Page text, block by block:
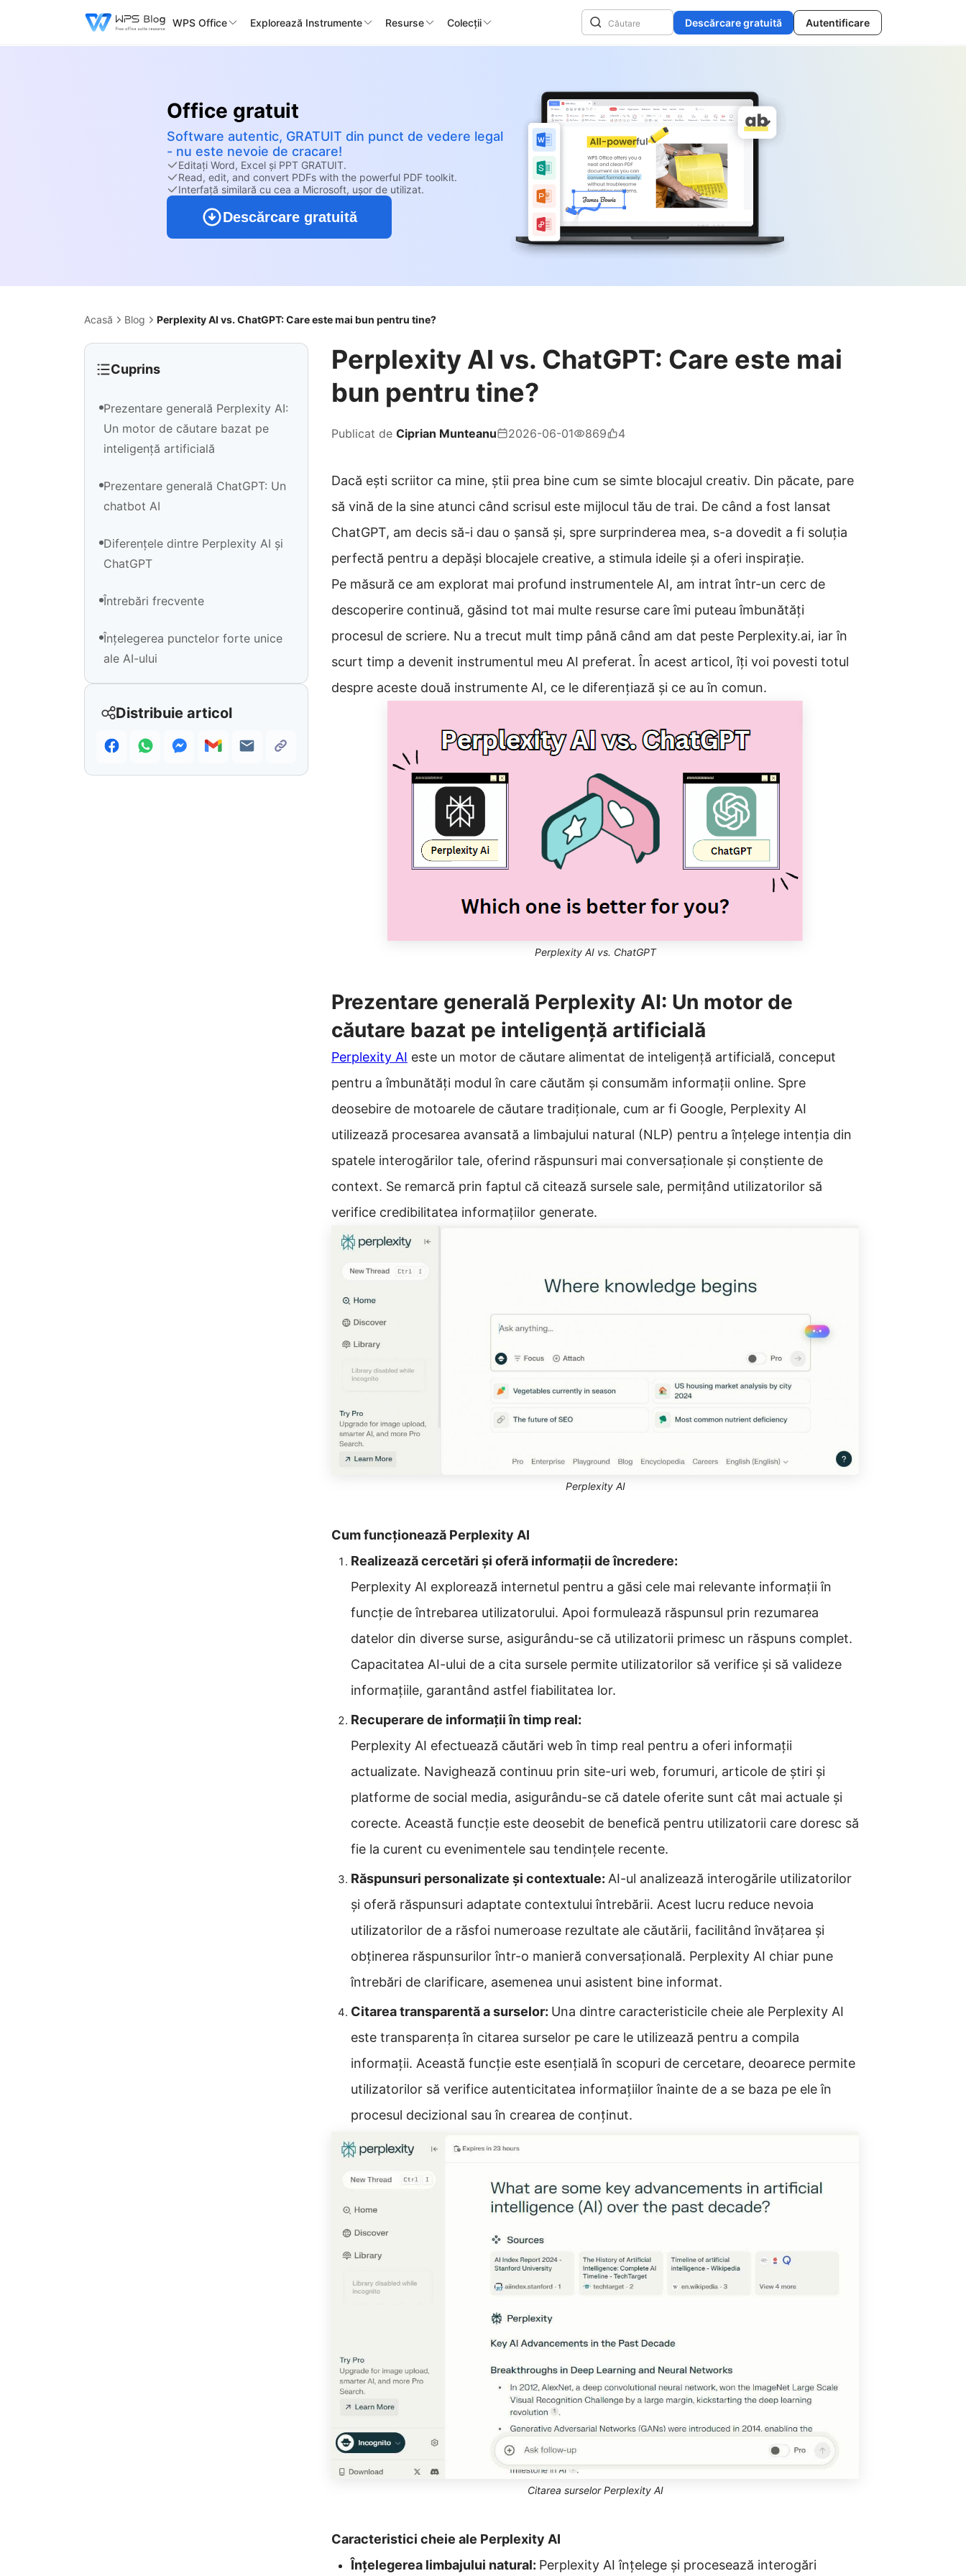
WPS Office Explorează Instrumente Resurse Colecții Descărcare gratuită Autentificare
Office gratuit
Software autentic, GRATUIT din punct de vedere legal
- nu este nevoie de cracare!
Editați Word, Excel și PPT GRATUIT.
Read, edit, and convert PDFs with the powerful PDF toolkit.
Interfață similară cu cea a Microsoft, ușor de utilizat.
Descărcare gratuită
Acasă Blog Perplexity AI vs. ChatGPT: Care este mai bun pentru tine?
Cuprins
Prezentare generală Perplexity AI:
Un motor de căutare bazat pe
inteligență artificială
​Prezentare generală ChatGPT: Un
chatbot AI
Diferențele dintre Perplexity AI și
ChatGPT
Întrebări frecvente
Înțelegerea punctelor forte unice
ale AI-ului
Distribuie articol
Perplexity AI vs. ChatGPT: Care este mai
bun pentru tine?
Publicat de Ciprian Munteanu 2026-06-01 869 4
Dacă ești scriitor ca mine, știi prea bine cum se simte blocajul creativ. Din păcate, pare
să vină de la sine atunci când scrisul este mijlocul tău de trai. De când a fost lansat
ChatGPT, am decis să-i dau o șansă și, spre surprinderea mea, s-a dovedit a fi soluția
perfectă pentru a depăși blocajele creative, a stimula ideile și a oferi inspirație.
Pe măsură ce am explorat mai profund instrumentele AI, am intrat într-un cerc de
descoperire continuă, găsind tot mai multe resurse care îmi puteau îmbunătăți
procesul de scriere. Nu a trecut mult timp până când am dat peste Perplexity.ai, iar în
scurt timp a devenit instrumentul meu AI preferat. În acest articol, îți voi povesti totul
despre aceste două instrumente AI, ce le diferențiază și ce au în comun.
Perplexity AI vs. ChatGPT
Prezentare generală Perplexity AI: Un motor de
căutare bazat pe inteligență artificială
Perplexity AI este un motor de căutare alimentat de inteligență artificială, conceput
pentru a îmbunătăți modul în care căutăm și consumăm informații online. Spre
deosebire de motoarele de căutare tradiționale, cum ar fi Google, Perplexity AI
utilizează procesarea avansată a limbajului natural (NLP) pentru a înțelege intenția din
spatele interogărilor tale, oferind răspunsuri mai conversaționale și conștiente de
context. Se remarcă prin faptul că citează sursele sale, permițând utilizatorilor să
verifice credibilitatea informațiilor generate.
Perplexity AI
Cum funcționează Perplexity AI
Realizează cercetări și oferă informații de încredere:
Perplexity AI explorează internetul pentru a găsi cele mai relevante informații în
funcție de întrebarea utilizatorului. Apoi formulează răspunsul prin rezumarea
datelor din diverse surse, asigurându-se că utilizatorii primesc un răspuns complet.
Capacitatea AI-ului de a cita sursele permite utilizatorilor să verifice și să valideze
informațiile, garantând astfel fiabilitatea lor.
Recuperare de informații în timp real:
Perplexity AI efectuează căutări web în timp real pentru a oferi informații
actualizate. Navighează continuu prin site-uri web, forumuri, articole de știri și
platforme de social media, asigurându-se că datele oferite sunt cât mai actuale și
corecte. Această funcție este deosebit de benefică pentru utilizatorii care doresc să
fie la curent cu evenimentele sau tendințele recente.
Răspunsuri personalizate și contextuale: AI-ul analizează interogările utilizatorilor
și oferă răspunsuri adaptate contextului întrebării. Acest lucru reduce nevoia
utilizatorilor de a răsfoi numeroase rezultate ale căutării, facilitând învățarea și
obținerea răspunsurilor într-o manieră conversațională. Perplexity AI chiar pune
întrebări de clarificare, asemenea unui asistent bine informat.
Citarea transparentă a surselor: Una dintre caracteristicile cheie ale Perplexity AI
este transparența în citarea surselor pe care le utilizează pentru a compila
informații. Această funcție este esențială în scopuri de cercetare, deoarece permite
utilizatorilor să verifice autenticitatea informațiilor înainte de a se baza pe ele în
procesul decizional sau în crearea de conținut.
Citarea surselor Perplexity AI
Caracteristici cheie ale Perplexity AI
Înțelegerea limbajului natural: Perplexity AI înțelege și procesează interogări